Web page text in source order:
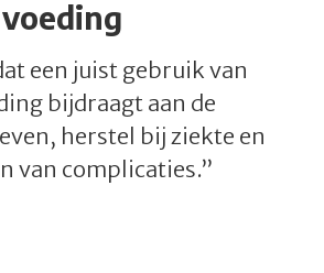
een juist gebruik van
bijdraagt aan de
herstel bij ziekte en
van complicaties.”